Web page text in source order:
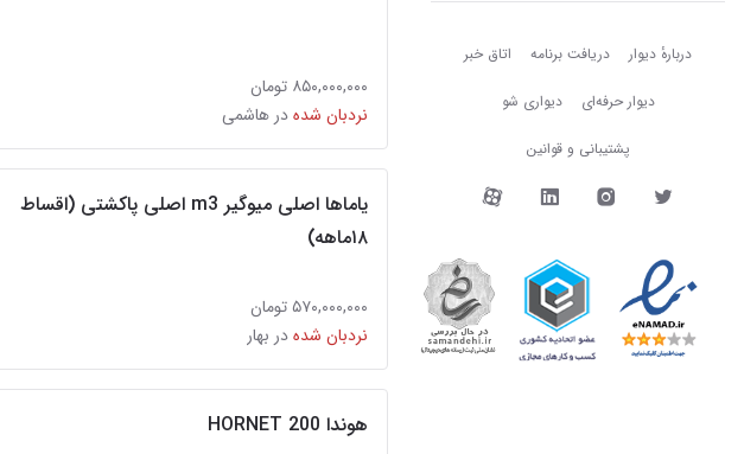
دربارهٔ دیوار دربارهٔ دیوار دریافت برنامه اتاق خبر
دیوار حرفه‌ای دیواری شو
پشتیبانی و قوانین
دیوار در شبکه‌های اجتماعی
۸۵۰,۰۰۰,۰۰۰ تومان
نردبان شدهدر هاشمی
یاماها اصلی میوگیر m3 اصلی پاکشتی (اقساط
۱۸ماهه)
۵۷۰,۰۰۰,۰۰۰ تومان
نردبان شدهدر بهار
هوندا HORNET 200